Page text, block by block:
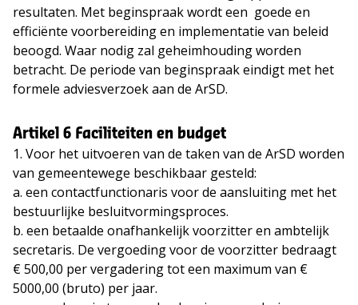
resultaten. Met beginspraak wordt een goede en
efficiënte voorbereiding en implementatie van beleid
beoogd. Waar nodig zal geheimhouding worden
betracht. De periode van beginspraak eindigt met het
formele adviesverzoek aan de ArSD.
Artikel 6 Faciliteiten en budget
1. Voor het uitvoeren van de taken van de ArSD worden
van gemeentewege beschikbaar gesteld:
a. een contactfunctionaris voor de aansluiting met het
bestuurlijke besluitvormingsproces.
b. een betaalde onafhankelijk voorzitter en ambtelijk
secretaris. De vergoeding voor de voorzitter bedraagt
€ 500,00 per vergadering tot een maximum van €
5000,00 (bruto) per jaar.